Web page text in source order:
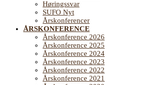
Høringssvar
SUFO Nyt
Årskonferencer
ÅRSKONFERENCE
Årskonference 2026
Årskonference 2025
Årskonference 2024
Årskonference 2023
Årskonference 2022
Årskonference 2021